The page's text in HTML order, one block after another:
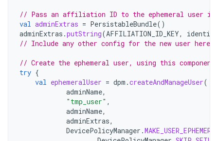
// Pass an affiliation ID to the ephemeral user in
val adminExtras = PersistableBundle()
adminExtras .putString(AFFILIATION_ID_KEY,
// Include any other config for the new user here
// Create the ephemeral user, using this
try {
val ephemeralUser = dpm .createAndManageUser(
adminName,
"tmp_user" ,
adminName,
adminExtras,
DevicePolicyManager .